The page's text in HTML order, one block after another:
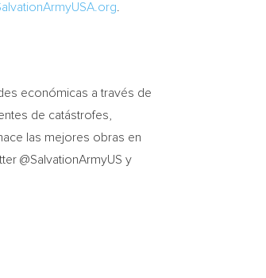
económicas a través de
de catástrofes,
las mejores obras en
@SalvationArmyUS y